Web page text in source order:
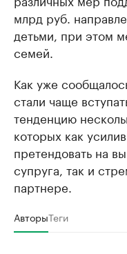
млрд руб.
детьми, при этом
семей.
Как уже
стали чаще
тенденцию
которых как
претендовать на
супруга, так и
партнере.
АвторыТеги